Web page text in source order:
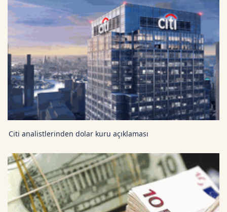
Citi analistlerinden dolar kuru açıklaması